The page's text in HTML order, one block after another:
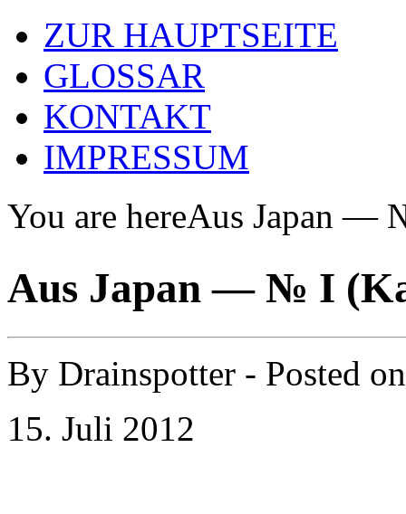
ZUR HAUPTSEITE
GLOSSAR
KONTAKT
IMPRESSUM
You are hereAus Japan —
Aus Japan — № I
By Drainspotter - Posted
15. Juli 2012